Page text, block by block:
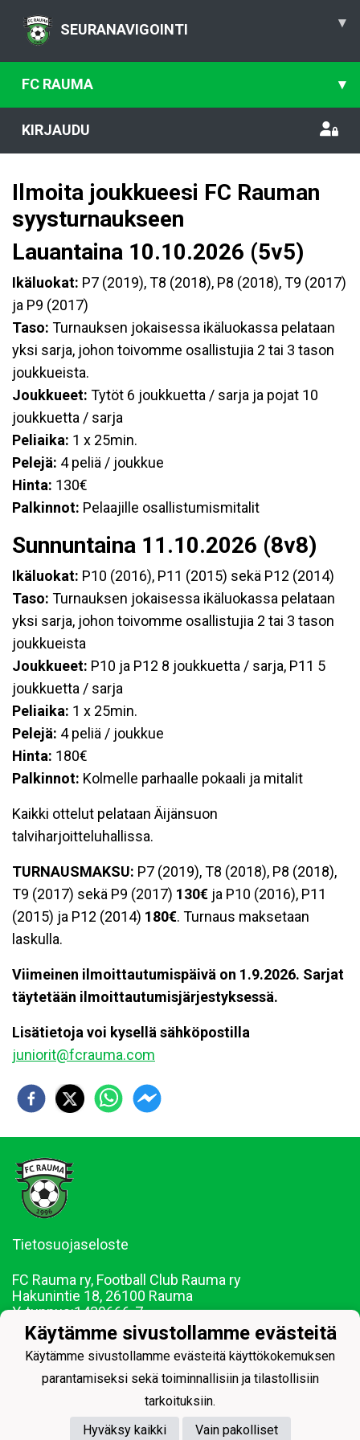
SEURANAVIGOINTI ▾
FC RAUMA ▾
KIRJAUDU
Ilmoita joukkueesi FC Rauman
syysturnaukseen
Lauantaina 10.10.2026 (5v5)
Ikäluokat: P7 (2019), T8 (2018), P8 (2018), T9 (2017)
ja P9 (2017)
Taso: Turnauksen jokaisessa ikäluokassa pelataan
yksi sarja, johon toivomme osallistujia 2 tai 3 tason
joukkueista.
Joukkueet: Tytöt 6 joukkuetta / sarja ja pojat 10
joukkuetta / sarja
Peliaika: 1 x 25min.
Pelejä: 4 peliä / joukkue
Hinta: 130€
Palkinnot: Pelaajille osallistumismitalit
Sunnuntaina 11.10.2026 (8v8)
Ikäluokat: P10 (2016), P11 (2015) sekä P12 (2014)
Taso: Turnauksen jokaisessa ikäluokassa pelataan
yksi sarja, johon toivomme osallistujia 2 tai 3 tason
joukkueista
Joukkueet: P10 ja P12 8 joukkuetta / sarja, P11 5
joukkuetta / sarja
Peliaika: 1 x 25min.
Pelejä: 4 peliä / joukkue
Hinta: 180€
Palkinnot: Kolmelle parhaalle pokaali ja mitalit
Kaikki ottelut pelataan Äijänsuon
talviharjoitteluhallissa.
TURNAUSMAKSU: P7 (2019), T8 (2018), P8 (2018),
T9 (2017) sekä P9 (2017) 130€ ja P10 (2016), P11
(2015) ja P12 (2014) 180€. Turnaus maksetaan
laskulla.
Viimeinen ilmoittautumispäivä on 1.9.2026. Sarjat
täytetään ilmoittautumisjärjestyksessä.
Lisätietoja voi kysellä sähköpostilla
juniorit@fcrauma.com
Tietosuojaseloste
FC Rauma ry, Football Club Rauma ry
Hakunintie 18, 26100 Rauma
Y-tunnus:1439666-7
Puh. 044-0228290
Sähköposti: juniorit@fcrauma.com
Käytämme sivustollamme evästeitä
Käytämme sivustollamme evästeitä käyttökokemuksen
parantamiseksi sekä toiminnallisiin ja tilastollisiin
tarkoituksiin.
Hyväksy kaikki
Vain pakolliset